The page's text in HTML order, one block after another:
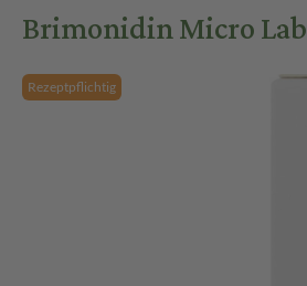
Brimonidin Micro
Rezeptpflichtig